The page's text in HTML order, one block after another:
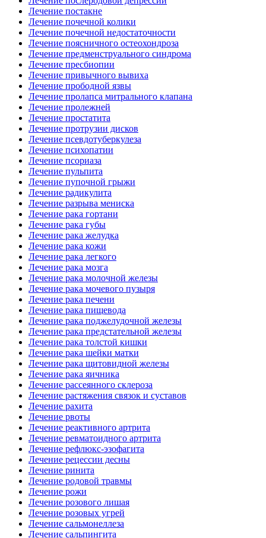
Лечение постакне
Лечение почечной колики
Лечение почечной недостаточности
Лечение поясничного остеохондроза
Лечение предменструального синдрома
Лечение пресбиопии
Лечение привычного вывиха
Лечение прободной язвы
Лечение пролапса митрального клапана
Лечение пролежней
Лечение простатита
Лечение протрузии дисков
Лечение псевдотуберкулеза
Лечение психопатии
Лечение псориаза
Лечение пульпита
Лечение пупочной грыжи
Лечение радикулита
Лечение разрыва мениска
Лечение рака гортани
Лечение рака губы
Лечение рака желудка
Лечение рака кожи
Лечение рака легкого
Лечение рака мозга
Лечение рака молочной железы
Лечение рака мочевого пузыря
Лечение рака печени
Лечение рака пищевода
Лечение рака поджелудочной железы
Лечение рака предстательной железы
Лечение рака толстой кишки
Лечение рака шейки матки
Лечение рака щитовидной железы
Лечение рака яичника
Лечение рассеянного склероза
Лечение растяжения связок и суставов
Лечение рахита
Лечение рвоты
Лечение реактивного артрита
Лечение ревматоидного артрита
Лечение рефлюкс-эзофагита
Лечение рецессии десны
Лечение ринита
Лечение родовой травмы
Лечение рожи
Лечение розового лишая
Лечение розовых угрей
Лечение сальмонеллеза
Лечение сальпингита